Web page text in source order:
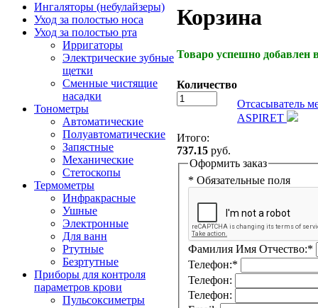
Ингаляторы (небулайзеры)
Уход за полостью носа
Уход за полостью рта
Ирригаторы
Электрические зубные
щетки
Сменные чистящие
насадки
Тонометры
Автоматические
Полуавтоматические
Запястные
Механические
Стетоскопы
Термометры
Инфракрасные
Ушные
Электронные
Для ванн
Ртутные
Безртутные
Приборы для контроля
параметров крови
Пульсоксиметры
Корзина
Товаро успешно добавлен
Количество
Отсасыватель
ASPIRET
Итого:
737.15 руб.
Оформить заказ
* Обязательные поля
Фамилия Имя Отчество:*
Телефон:*
Телефон:
Телефон: